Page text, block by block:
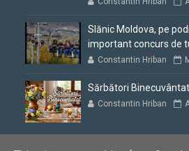
Slănic Moldova, pe
important concurs de
Constantin Hriban
Sărbători
Constantin Hriban